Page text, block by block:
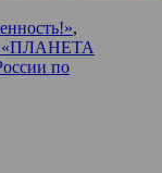
,
«ПЛАНЕТА
по